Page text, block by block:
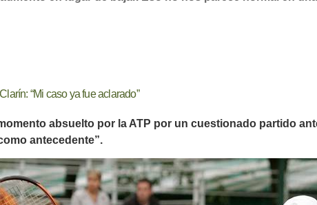
“Mi caso ya fue aclarado”
absuelto por la ATP por un cuestionado partido
antecedente”.